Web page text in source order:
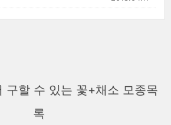
구할 수 있는 꽃+채소 모종목
록